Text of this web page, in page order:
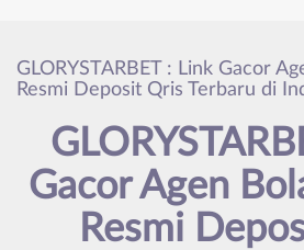
GLORYSTARBET : Link Gacor
Resmi Deposit Qris Terbaru di
Gacor Agen
Resmi